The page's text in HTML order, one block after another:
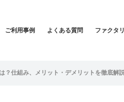
ご利用事例 よくある質問 ファクタ
？仕組み、メリット・デメリットを徹底解説